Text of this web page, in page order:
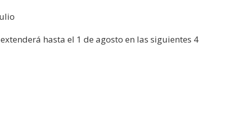
hasta el 1 de agosto en las siguientes 4